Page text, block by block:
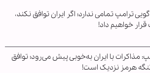
ترامپ تمامی ندارد؛ اگر ایران توافق نکند،
خواهیم داد!
مذاکرات با ایران به‌خوبی پیش می‌رود؛ توافق
تنگه هرمز نزدیک است!